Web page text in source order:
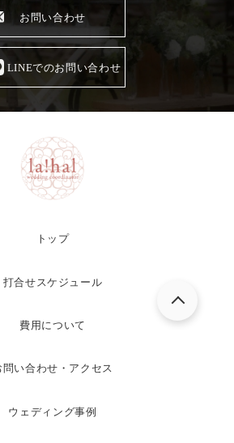
お問い合わせ
LINEでのお問い合わせ
トップ
打合せスケジュール
費用について
問い合わせ・アクセス
ウェディング事例